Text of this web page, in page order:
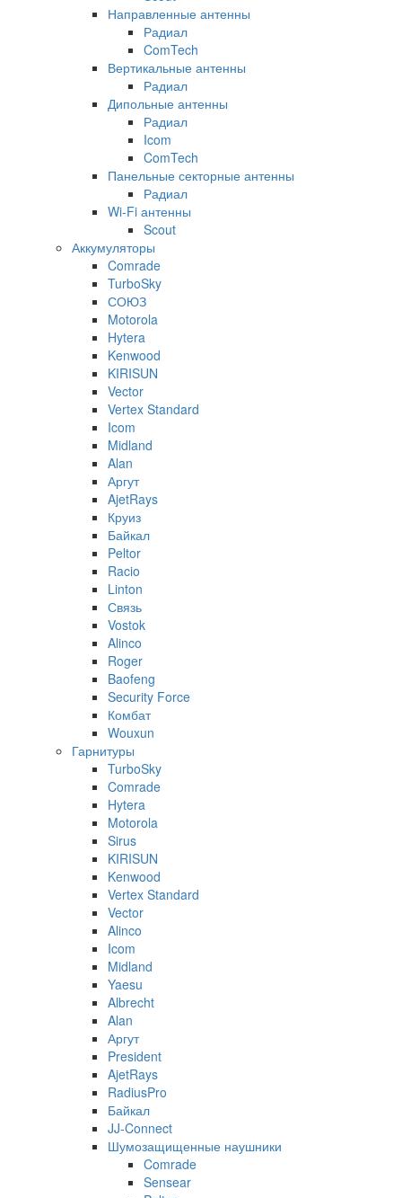
Направленные антенны
Радиал
ComTech
Вертикальные антенны
Радиал
Дипольные антенны
Радиал
Icom
ComTech
Панельные секторные антенны
Радиал
Wi-Fi антенны
Scout
Аккумуляторы
Comrade
TurboSky
СОЮЗ
Motorola
Hytera
Kenwood
KIRISUN
Vector
Vertex Standard
Icom
Midland
Alan
Аргут
AjetRays
Круиз
Байкал
Peltor
Racio
Linton
Связь
Vostok
Alinco
Roger
Baofeng
Security Force
Комбат
Wouxun
Гарнитуры
TurboSky
Comrade
Hytera
Motorola
Sirus
KIRISUN
Kenwood
Vertex Standard
Vector
Alinco
Icom
Midland
Yaesu
Albrecht
Alan
Аргут
President
AjetRays
RadiusPro
Байкал
JJ-Connect
Шумозащищенные наушники
Comrade
Sensear